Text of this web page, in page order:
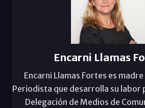
Encarni Llamas
Encarni Llamas Fortes es
Periodista que desarrolla su labor
Delegación de Medios de